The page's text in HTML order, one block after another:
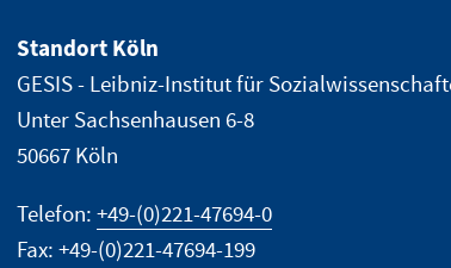
Standort Köln
GESIS - Leibniz-Institut für
Unter Sachsenhausen 6-8
50667 Köln
Telefon: +49-(0)221-47694-0
Fax: +49-(0)221-47694-199